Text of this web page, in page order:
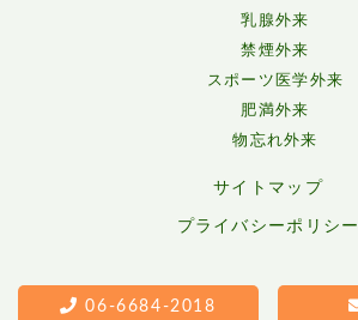
乳腺外来
禁煙外来
スポーツ医学外来
肥満外来
物忘れ外来
サイトマップ
プライバシーポリシー
06-6684-2018